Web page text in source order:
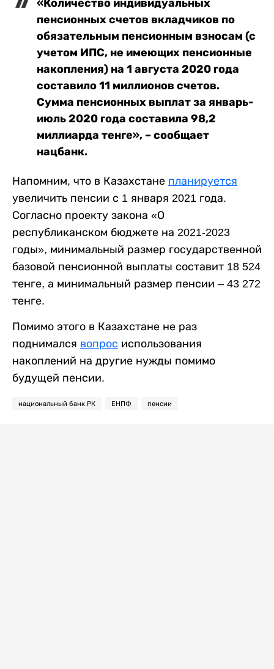
«Количество индивидуальных
пенсионных счетов вкладчиков по
обязательным пенсионным взносам (с
учетом ИПС, не имеющих пенсионные
накопления) на 1 августа 2020 года
составило 11 миллионов счетов.
Сумма пенсионных выплат за январь-
июль 2020 года составила 98,2
миллиарда тенге», – сообщает
нацбанк.
Напомним, что в Казахстане планируется
увеличить пенсии с 1 января 2021 года.
Согласно проекту закона «О
республиканском бюджете на 2021-2023
годы», минимальный размер государственной
базовой пенсионной выплаты составит 18 524
тенге, а минимальный размер пенсии – 43 272
тенге.
Помимо этого в Казахстане не раз
поднимался вопрос использования
накоплений на другие нужды помимо
будущей пенсии.
национальный банк РК ЕНПФ пенсии